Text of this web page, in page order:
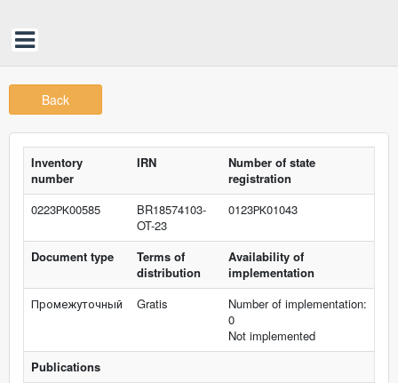
Back
Inventory
number
IRN
Number of state
registration
0223РК00585
BR18574103-
OT-23
0123РК01043
Document type
Terms of
distribution
Availability of
implementation
Промежуточный
Gratis
Number of implementation:
0
Not implemented
Publications